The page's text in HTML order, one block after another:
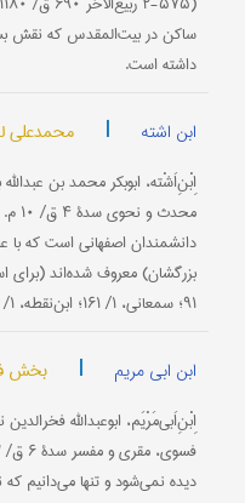
ساکن در بیت‌المقدس که نقش
داشته است.
ابن اشته | محمدعلی
اِبْنِ‌اَشْته، ابوبکر محمد بن
دانشمندان اصفهانی است که با
۹۱؛ سمعانی، ۱/ ۱۶۱؛ ابن‌نقطه، ۱/ ۲۱-۲۲؛ ذ...
ابن ابی مریم | بخش
اِبْنِ‌اَبی‌مَرْیَم، ابوعبدالله
دیده نمی‌شود و تنها می‌دانیم که